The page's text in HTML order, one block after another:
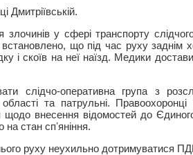
Дмитріївській.
злочинів у сфері транспорту
що під час руху заднім
і скоїв на неї наїзд. Медики
слідчо-оперативна група з
та патрульні. Правоохоронці
щодо внесення відомостей до
стан спʼяніння.
руху неухильно дотримуватися